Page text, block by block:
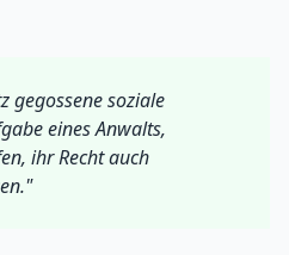
gegossene soziale
eines Anwalts,
ihr Recht auch